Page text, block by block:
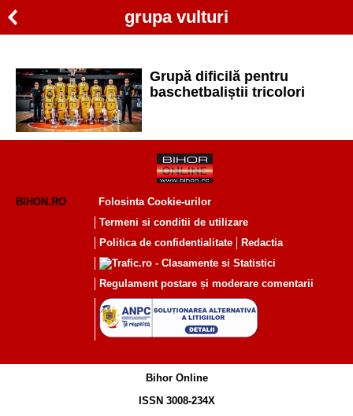
grupa vulturi
Grupă dificilă pentru
baschetbaliștii tricolori
BIHON.RO
Folosinta Cookie-urilor
Termeni si conditii de utilizare
Politica de confidentialitate
Redactia
Regulament postare și moderare comentarii
Bihor Online
ISSN 3008-234X